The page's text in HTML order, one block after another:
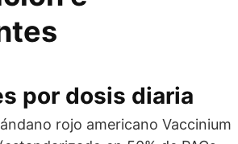
por dosis diaria
rojo americano Vaccinium